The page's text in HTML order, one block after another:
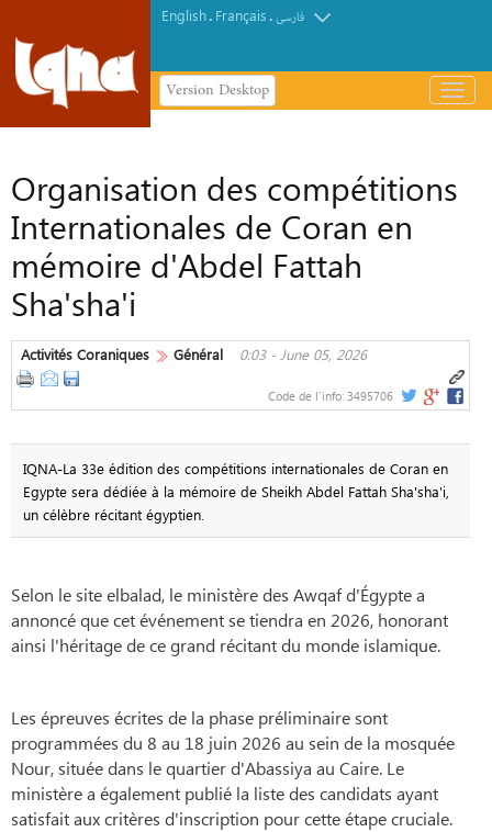
English. Français.فارسی
Version Desktop
باز
و
منوOrganisation des compétitions
Internationales de Coran en
mémoire d'Abdel Fattah
Sha'sha'i
Activités Coraniques Général 0:03 - June 05, 2026
Code de l'info: 3495706
IQNA-La 33e édition des compétitions internationales de Coran en
Egypte sera dédiée à la mémoire de Sheikh Abdel Fattah Sha'sha'i,
un célèbre récitant égyptien.
Selon le site elbalad, le ministère des Awqaf d'Égypte a
annoncé que cet événement se tiendra en 2026, honorant
ainsi l'héritage de ce grand récitant du monde islamique.
Les épreuves écrites de la phase préliminaire sont
programmées du 8 au 18 juin 2026 au sein de la mosquée
Nour, située dans le quartier d'Abassiya au Caire. Le
ministère a également publié la liste des candidats ayant
satisfait aux critères d'inscription pour cette étape cruciale.